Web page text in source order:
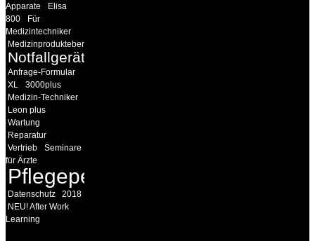
Apparate
Elisa
800
Für
Medizintechniker
Medizinprodukteberater
Notfallgeräte
Anfrage-Formular
XL
3000plus
Medizin-Techniker
Leon plus
Wartung
Reparatur
Vertrieb
Seminare
für Ärzte
Pflegepersonal
Datenschutz
2018
NEU! After Work
Learning